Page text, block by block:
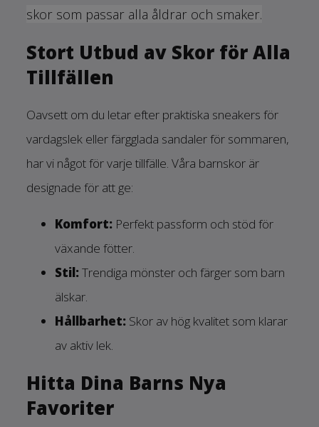
skor som passar alla åldrar och smaker.
Stort Utbud av Skor för Alla
Tillfällen
Oavsett om du letar efter praktiska sneakers för
vardagslek eller färgglada sandaler för sommaren,
har vi något för varje tillfälle. Våra barnskor är
designade för att ge:
Komfort: Perfekt passform och stöd för
växande fötter.
Stil:Trendiga mönster och färger som barn
älskar.
Hållbarhet: Skor av hög kvalitet som klarar
av aktiv lek.
Hitta Dina Barns Nya
Favoriter